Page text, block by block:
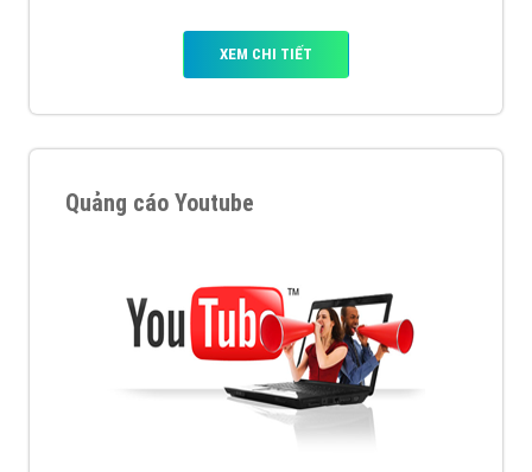
XEM CHI TIẾT
Quảng cáo Youtube